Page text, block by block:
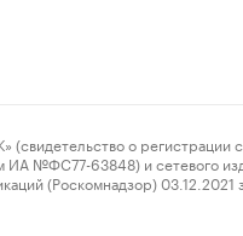
о регистрации
№ФС77-63848) и сетевого
(Роскомнадзор)